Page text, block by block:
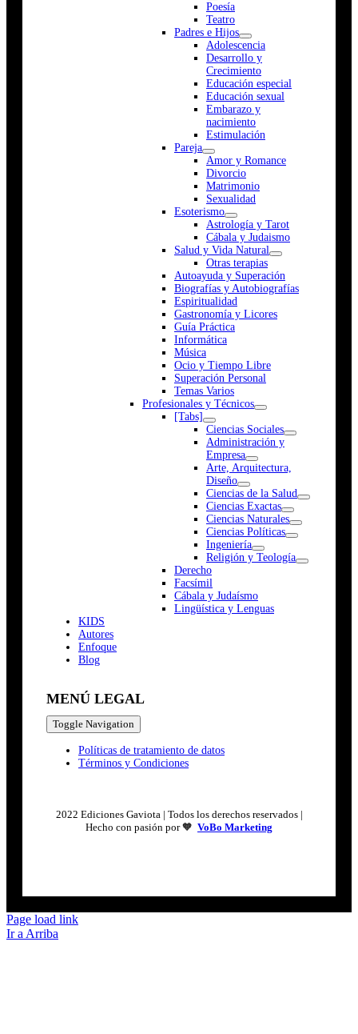
Poesía
Teatro
Padres e Hijos
Adolescencia
Desarrollo y
Crecimiento
Educación especial
Educación sexual
Embarazo y
nacimiento
Estimulación
Pareja
Amor y Romance
Divorcio
Matrimonio
Sexualidad
Esoterismo
Astrología y Tarot
Cábala y Judaismo
Salud y Vida Natural
Otras terapias
Autoayuda y Superación
Biografías y Autobiografías
Espiritualidad
Gastronomía y Licores
Guía Práctica
Informática
Música
Ocio y Tiempo Libre
Superación Personal
Temas Varios
Profesionales y Técnicos
[Tabs]
Ciencias Sociales
Administración y
Empresa
Arte, Arquitectura,
Diseño
Ciencias de la Salud
Ciencias Exactas
Ciencias Naturales
Ciencias Políticas
Ingeniería
Religión y Teología
Derecho
Facsímil
Cábala y Judaísmo
Lingüística y Lenguas
KIDS
Autores
Enfoque
Blog
MENÚ LEGAL
Toggle Navigation
Políticas de tratamiento de datos
Términos y Condiciones
2022 Ediciones Gaviota | Todos los derechos reservados |
Hecho con pasión por 🧡 VoBo Marketing
Page load link
Ir a Arriba